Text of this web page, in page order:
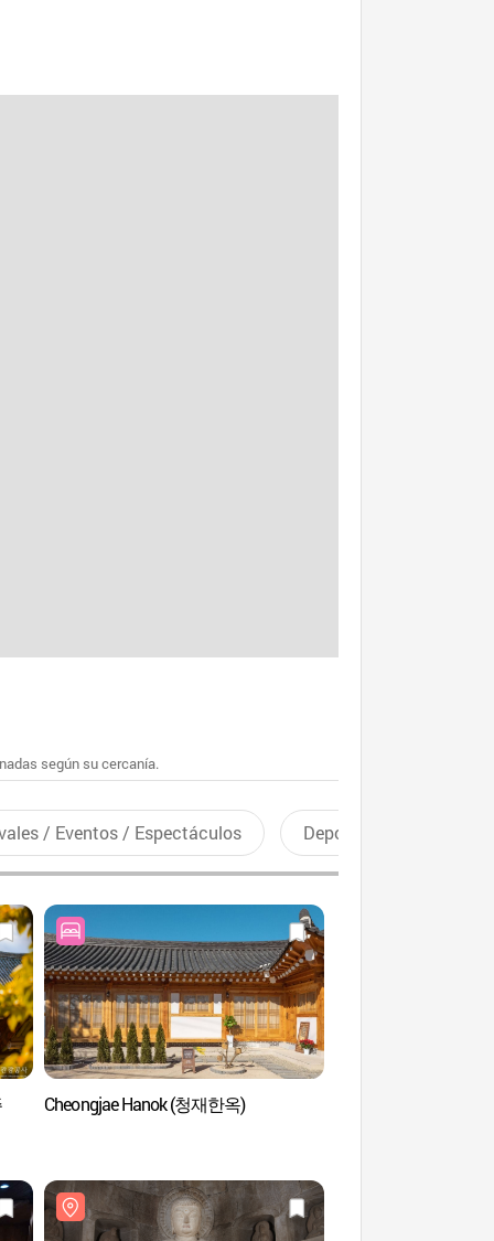
según su cercanía.
/ Eventos / Espectáculos Deportes recreativos
Cheongjae Hanok (청재한옥)